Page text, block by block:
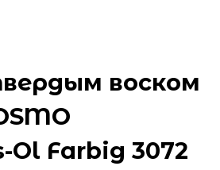
воском
Ol Farbig 3072